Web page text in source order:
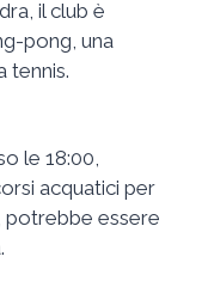
il club è
pong, una
tennis.
le 18:00,
acquatici per
potrebbe essere